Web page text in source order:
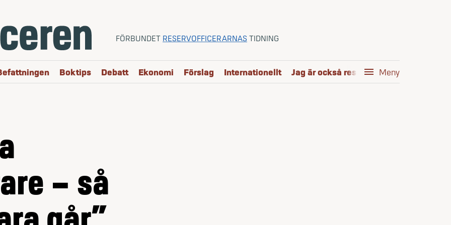
FÖRBUNDET RESERVOFFICERARNAS TIDNING
Boktips Debatt Ekonomi Förslag Internationellt Jag är också reservofficer
menu Meny
– så